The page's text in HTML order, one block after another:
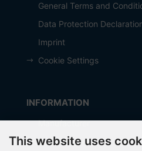
General Terms and
Data Protection
Imprint
Cookie Settings
INFORMATION
Manufacturer
Shipping costs
This website uses